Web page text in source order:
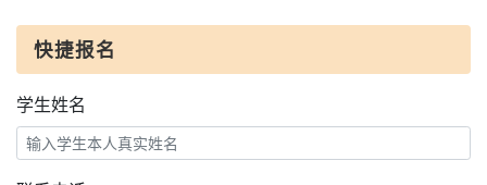
快捷报名
学生姓名